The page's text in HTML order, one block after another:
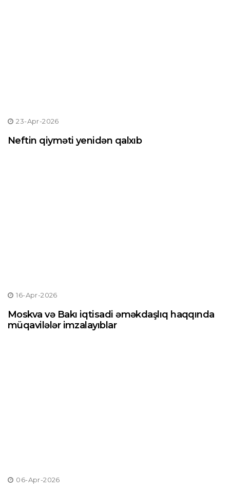
23-Apr-2026
Neftin qiyməti yenidən qalxıb
16-Apr-2026
Moskva və Bakı iqtisadi əməkdaşlıq haqqında
müqavilələr imzalayıblar
06-Apr-2026